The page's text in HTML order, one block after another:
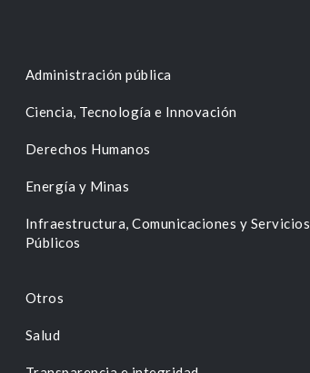
Administración pública
Ciencia, Tecnología e Innovación
Derechos Humanos
Energía y Minas
Infraestructura, Comunicaciones y Servicios
Públicos
Otros
Salud